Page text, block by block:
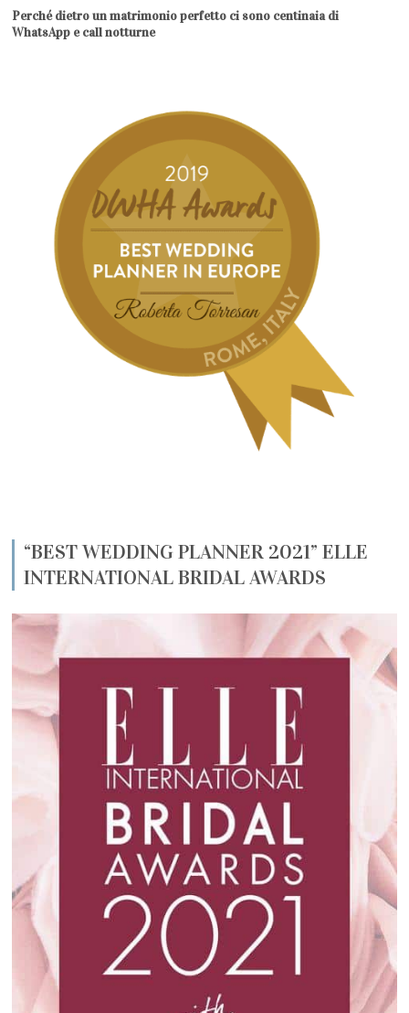
Perché dietro un matrimonio perfetto ci sono centinaia di
WhatsApp e call notturne
“BEST WEDDING PLANNER 2021” ELLE
INTERNATIONAL BRIDAL AWARDS